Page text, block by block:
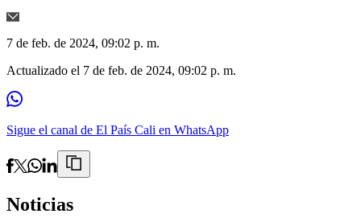
7 de feb. de 2024, 09:02 p. m.
Actualizado el 7 de feb. de 2024, 09:02 p. m.
Sigue el canal de El País Cali en WhatsApp
Noticias